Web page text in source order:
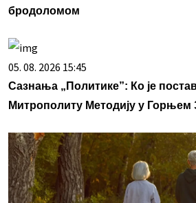
бродоломом
05. 08. 2026 15:45
Сазнања „Политике”: Ко је
Митрополиту Методију у Горњем